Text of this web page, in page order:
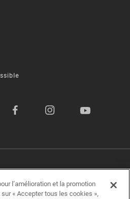
Rétroaction sur l'accessibilité
l’amélioration et la promotion
« Accepter tous les cookies »,